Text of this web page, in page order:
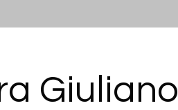
Giuliano